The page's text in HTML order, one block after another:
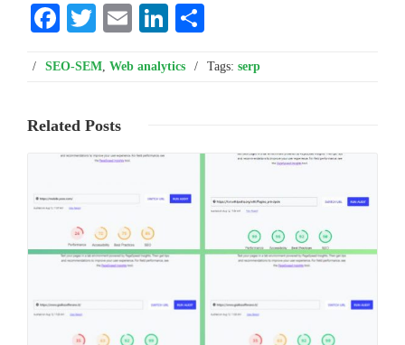
Facebook
Twitter
EmailLinkedIn
/ SEO-SEM Web analytics / Tags: serp
Related Posts